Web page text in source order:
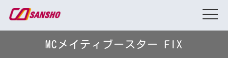
MCメイティブースター FIX